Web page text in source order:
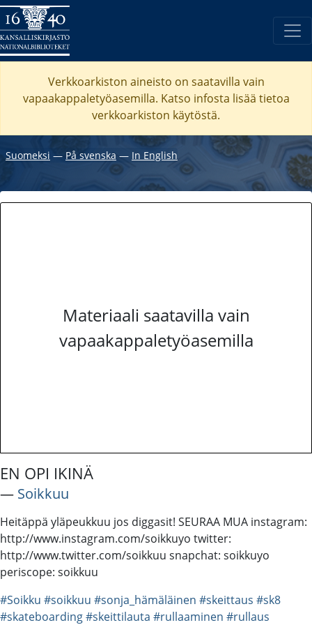
Verkkoarkiston aineisto on saatavilla vain
vapaakappaletyöasemilla. Katso infosta lisää tietoa
verkkoarkiston käytöstä.
Suomeksi ― På svenska ― In English
Materiaali saatavilla vain
vapaakappaletyöasemilla
EN OPI IKINÄ
― Soikkuu
Heitäppä yläpeukkuu jos diggasit! SEURAA MUA instagram:
http://www.instagram.com/soikkuyo twitter:
http://www.twitter.com/soikkuu snapchat: soikkuyo
periscope: soikkuu
#Soikku #soikkuu #sonja_hämäläinen #skeittaus #sk8
#skateboarding#skeittilauta #rullaaminen #rullaus